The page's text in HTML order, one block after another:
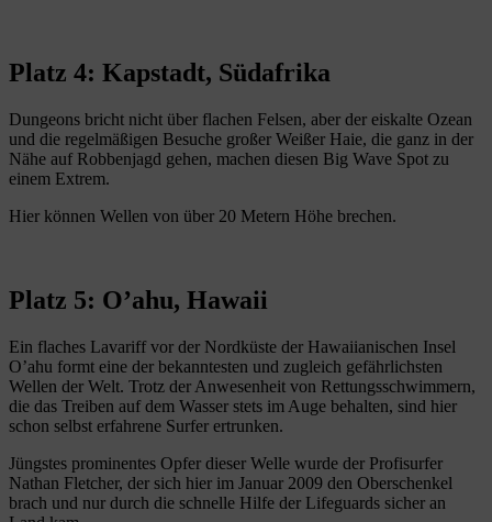
Platz 4: Kapstadt, Südafrika
Dungeons bricht nicht über flachen Felsen, aber der eiskalte Ozean
und die regelmäßigen Besuche großer Weißer Haie, die ganz in der
Nähe auf Robbenjagd gehen, machen diesen Big Wave Spot zu
einem Extrem.
Hier können Wellen von über 20 Metern Höhe brechen.
Platz 5: O’ahu, Hawaii
Ein flaches Lavariff vor der Nordküste der Hawaiianischen Insel
O’ahu formt eine der bekanntesten und zugleich gefährlichsten
Wellen der Welt. Trotz der Anwesenheit von Rettungsschwimmern,
die das Treiben auf dem Wasser stets im Auge behalten, sind hier
schon selbst erfahrene Surfer ertrunken.
Jüngstes prominentes Opfer dieser Welle wurde der Profisurfer
Nathan Fletcher, der sich hier im Januar 2009 den Oberschenkel
brach und nur durch die schnelle Hilfe der Lifeguards sicher an